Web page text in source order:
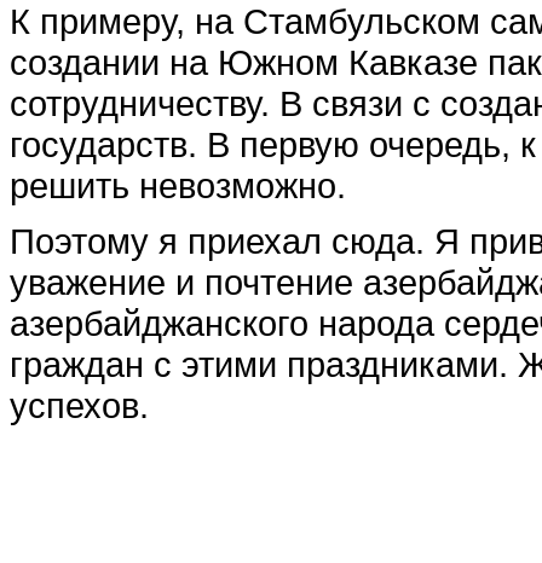
К примеру, на Стамбульском
создании на Южном Кавказе
сотрудничеству. В связи с
государств. В первую очередь,
решить невозможно.
Поэтому я приехал сюда. Я
уважение и почтение
азербайджанского народа
граждан с этими
успехов.